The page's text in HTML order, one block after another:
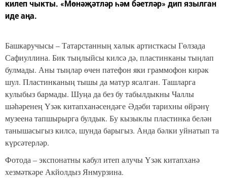
килеп чыкты. «Мөнәҗәтләр һәм бәетләр» дип язылган
иде аңа.
Башкаручысы – Татарстанның халык артисткасы Гөлзада
Сафиуллина. Бик тыңлыйсы килсә дә, пластинканы тыңлап
булмады. Аны тыңлар өчен патефон яки граммофон кирәк
шул. Пластинканың тышы да матур ясалган. Ташларга
кулыбыз бармады. Шуңа да без бу табылдыкны Чаллы
шәһәренең Үзәк китапханәсендәге Әдәби тарихны өйрәнү
музеена тапшырырга булдык. Бу кызыклы пластинка белән
танышасыгыз килсә, шунда барыгыз. Анда бәлки уйнатып та
күрсәтерләр.
Фотода – экспонатны кабул итеп алучы Үзәк китапханә
хезмәткәре Акйолдыз Янмурзина.